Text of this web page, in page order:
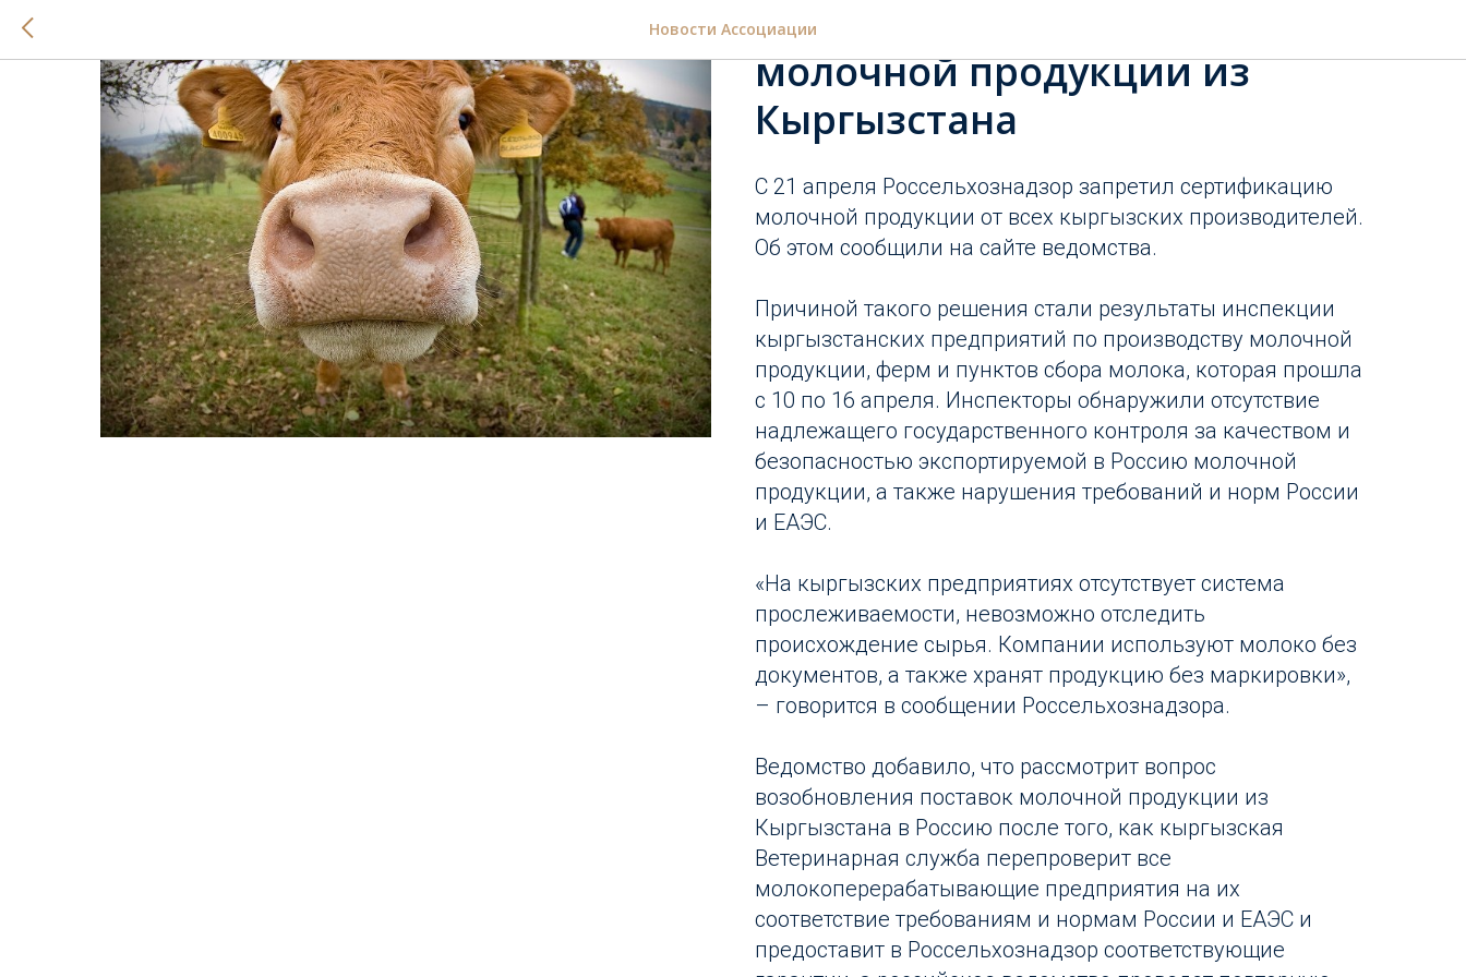
Новости АссоциацииРоссия приостановила ввоз
молочной продукции из
Кыргызстана
С 21 апреля Россельхознадзор запретил сертификацию
молочной продукции от всех кыргызских производителей.
Об этом сообщили на сайте ведомства.
Причиной такого решения стали результаты инспекции
кыргызстанских предприятий по производству молочной
продукции, ферм и пунктов сбора молока, которая прошла
с 10 по 16 апреля. Инспекторы обнаружили отсутствие
надлежащего государственного контроля за качеством и
безопасностью экспортируемой в Россию молочной
продукции, а также нарушения требований и норм России
и ЕАЭС.
«На кыргызских предприятиях отсутствует система
прослеживаемости, невозможно отследить
происхождение сырья. Компании используют молоко без
документов, а также хранят продукцию без маркировки»,
– говорится в сообщении Россельхознадзора.
Ведомство добавило, что рассмотрит вопрос
возобновления поставок молочной продукции из
Кыргызстана в Россию после того, как кыргызская
Ветеринарная служба перепроверит все
молокоперерабатывающие предприятия на их
соответствие требованиям и нормам России и ЕАЭС и
предоставит в Россельхознадзор соответствующие